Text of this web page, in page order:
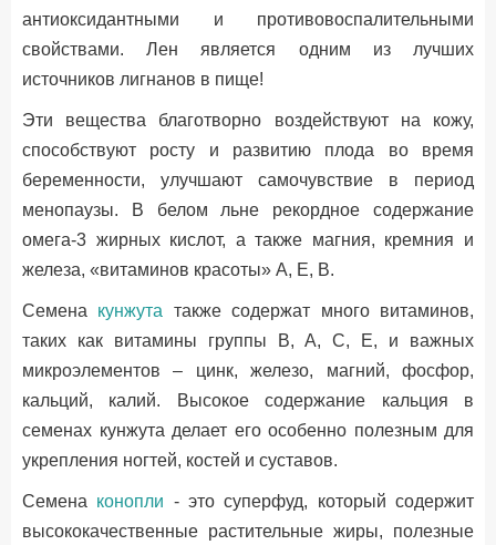
антиоксидантными и противовоспалительными
свойствами. Лен является одним из лучших
источников лигнанов в пище!
Эти вещества благотворно воздействуют на кожу,
способствуют росту и развитию плода во время
беременности, улучшают самочувствие в период
менопаузы. В белом льне рекордное содержание
омега-3 жирных кислот, а также магния, кремния и
железа, «витаминов красоты» А, Е, В.
Семена кунжута также содержат много витаминов,
таких как витамины группы В, А, С, Е, и важных
микроэлементов – цинк, железо, магний, фосфор,
кальций, калий. Высокое содержание кальция в
семенах кунжута делает его особенно полезным для
укрепления ногтей, костей и суставов.
Семена конопли - это суперфуд, который содержит
высококачественные растительные жиры, полезные